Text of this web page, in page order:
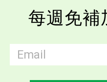
每週免補